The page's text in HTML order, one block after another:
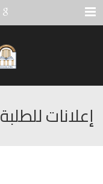
Menu
إعلانات للطلبة